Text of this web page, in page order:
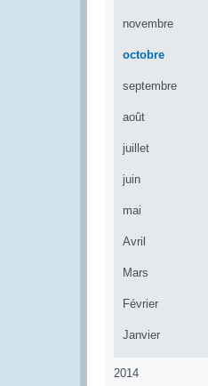
novembre
octobre
septembre
août
juillet
juin
mai
Avril
Mars
Février
Janvier
2014